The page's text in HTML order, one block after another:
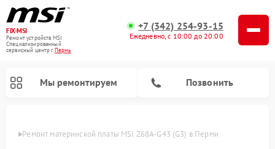
FIX-MSI
Ремонт устройств MSI
Специализированный
cервисный центр г.Пермь
+7 (342) 254-93-15
Ежедневно, с 10:00 до 20:00
Мы ремонтируем Позвонить
Ремонт материнской платы MSI Z68A-G43 (G3) в Перми